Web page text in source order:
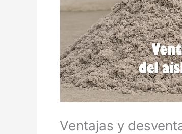
Ventajas y